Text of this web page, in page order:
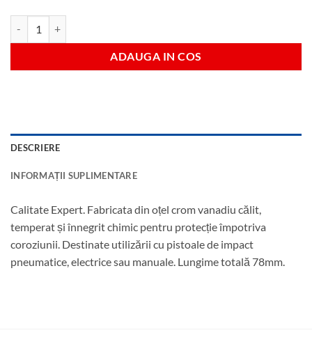
ADAUGA IN COS
DESCRIERE
INFORMAȚII SUPLIMENTARE
Calitate Expert. Fabricata din oțel crom vanadiu călit,
temperat și înnegrit chimic pentru protecție împotriva
coroziunii. Destinate utilizării cu pistoale de impact
pneumatice, electrice sau manuale. Lungime totală 78mm.